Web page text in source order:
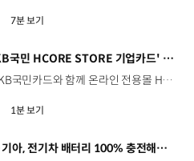
7분 보기
현대제철, 'KB국민 HCORE STORE 기업카드' 출시
현대제철이 KB국민카드와 함께 온라인 전용몰 HCORE STORE 회원 전용카드를 출시했습니다. 이번에 출시한 'KB국민 HCORE STORE 기업카드'는 전월 이용실적 조건 없이 모든 업종 이용 시 구매금액의 0.1%가 기본 포인트로 적립되고, 온라인 전용몰, HCORE STORE 이용 시에는 최대 0.5%의 포인트가 적립됩니다. 현금 및 외상 결제 위주의 철강업계에 신용카드 결제를 도입해 HCORE STORE를 이용하는 고객의 편의성이 향상될 것으로 기대됩니다.
1분 보기
현대자동차·기아, 전기차 배터리 100% 충전해도 안전